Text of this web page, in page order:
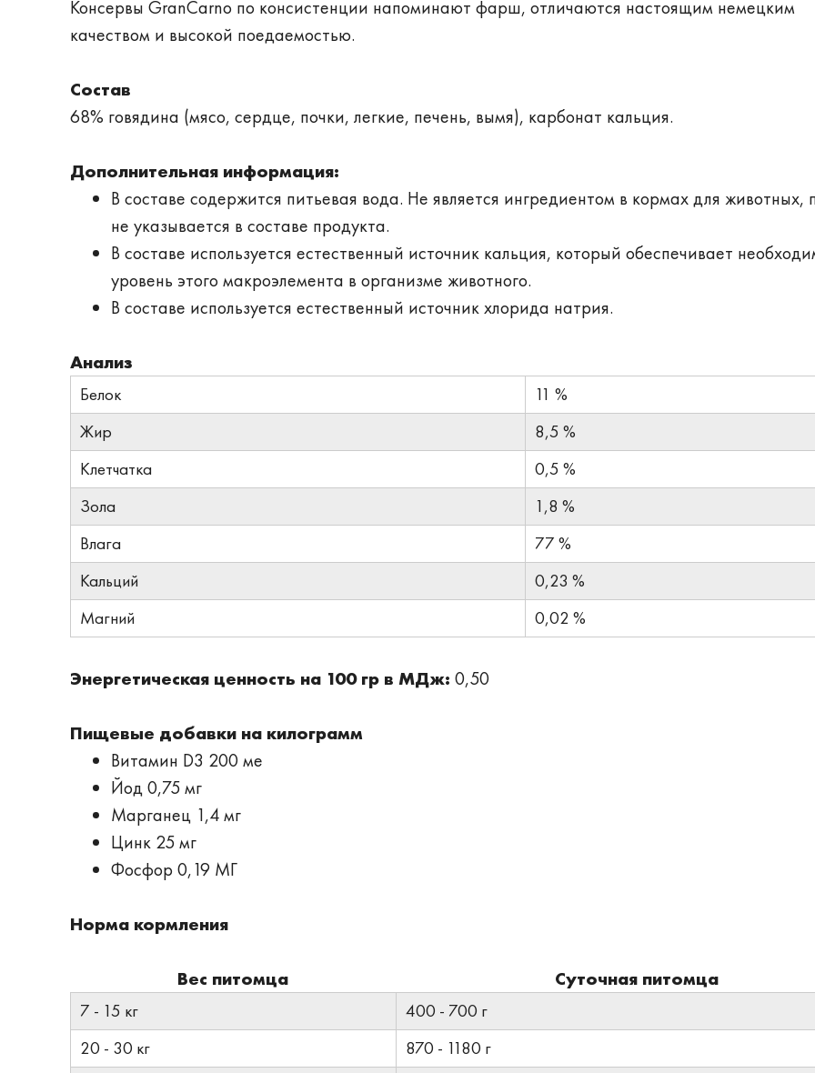
Консервы GranCarno по консистенции напоминают фарш, отличаются настоящим немецким
качеством и высокой поедаемостью.
Состав
68% говядина (мясо, сердце, почки, легкие, печень, вымя), карбонат кальция.
Дополнительная информация:
В составе содержится питьевая вода. Не является ингредиентом в кормах для животных,
не указывается в составе продукта.
В составе используется естественный источник кальция, который обеспечивает
уровень этого макроэлемента в организме животного.
В составе используется естественный источник хлорида натрия.
Анализ
Белок
11 %
Жир
8,5 %
Клетчатка
0,5 %
Зола
1,8 %
Влага
77 %
Кальций
0,23 %
Магний
0,02 %
Энергетическая ценность на 100 гр в МДж:0,50
Пищевые добавки на килограмм
Витамин D3 200 ме
Йод 0,75 мг
Марганец 1,4 мг
Цинк 25 мг
Фосфор 0,19 МГ
Норма кормления
Вес питомца Суточная питомца
7 - 15 кг
400 - 700 г
20 - 30 кг
870 - 1180 г